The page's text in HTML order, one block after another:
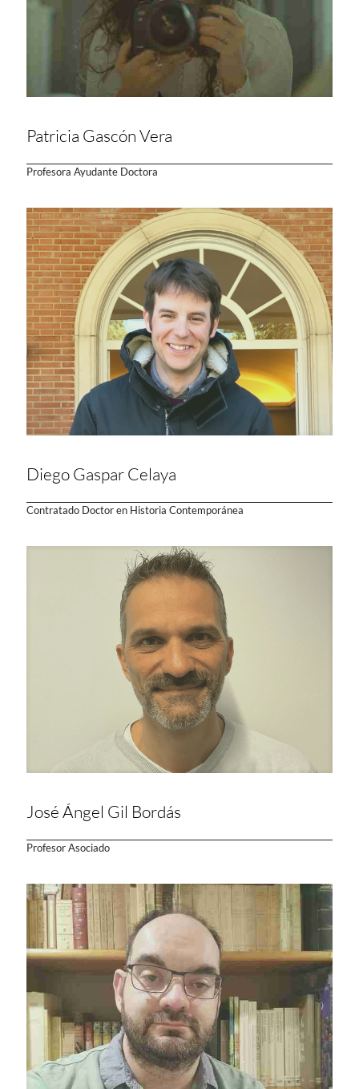
Patricia Gascón Vera
Profesora Ayudante Doctora
Diego Gaspar Celaya
Contratado Doctor en Historia Contemporánea
José Ángel Gil Bordás
Profesor Asociado